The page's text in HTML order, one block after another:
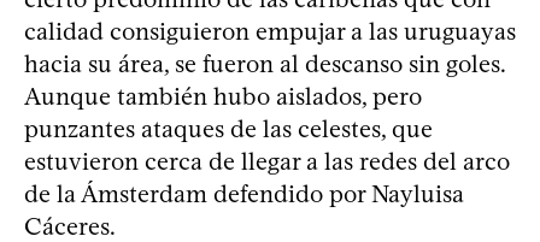
calidad consiguieron empujar a las uruguayas
hacia su área, se fueron al descanso sin goles.
Aunque también hubo aislados, pero
punzantes ataques de las celestes, que
estuvieron cerca de llegar a las redes del arco
de la Ámsterdam defendido por Nayluisa
Cáceres.